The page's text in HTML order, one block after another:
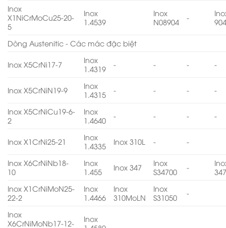
Inox
X1NiCrMoCu25-20-
5
Inox
1.4539
Inox
N08904
-
Dòng Austenitic - Các mác đặc biệt
Inox X5CrNi17-7
Inox
1.4319
- - - -
Inox X5CrNiN19-9
Inox
1.4315
- - - -
Inox X5CrNiCu19-6-
2
Inox
1.4640
- - - -
Inox X1CrNi25-21
Inox
1.4335
Inox 310L - -
Inox X6CrNiNb18-
10
Inox
1.455
Inox 347
Inox
S34700
-
Inox X1CrNiMoN25-
22-2
Inox
1.4466
Inox
310MoLN
Inox
S31050
-
Inox
X6CrNiMoNb17-12-
Inox